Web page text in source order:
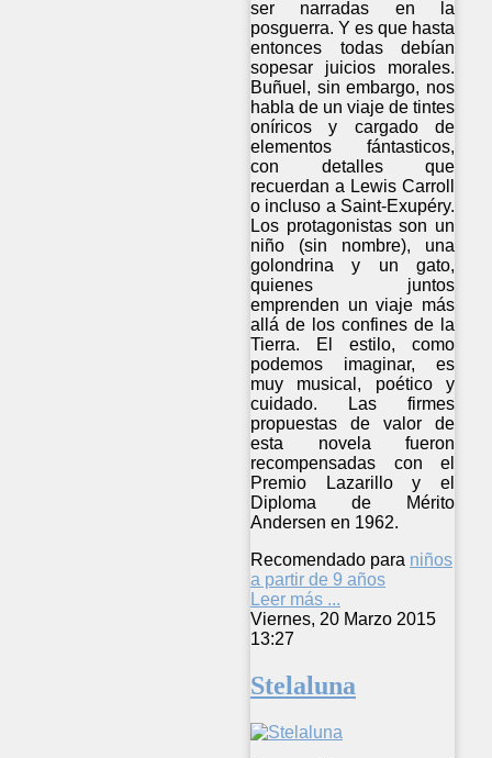
ser narradas en la
posguerra. Y es que hasta
entonces todas debían
sopesar juicios morales.
Buñuel, sin embargo, nos
habla de un viaje de tintes
oníricos y cargado de
elementos fántasticos,
con detalles que
recuerdan a Lewis Carroll
o incluso a Saint-Exupéry.
Los protagonistas son un
niño (sin nombre), una
golondrina y un gato,
quienes juntos
emprenden un viaje más
allá de los confines de la
Tierra. El estilo, como
podemos imaginar, es
muy musical, poético y
cuidado. Las firmes
propuestas de valor de
esta novela fueron
recompensadas con el
Premio Lazarillo y el
Diploma de Mérito
Andersen en 1962.
Recomendado para niños
a partir de 9 años
Leer más ...
Viernes, 20 Marzo 2015
13:27
Stelaluna